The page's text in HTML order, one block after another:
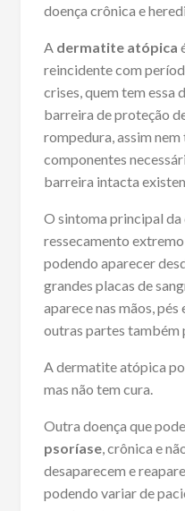
doença crônica e
A dermatite atópica
reincidente com
crises, quem tem essa
barreira de proteção
rompedura, assim
componentes
barreira intacta
O sintoma principal
ressecamento
podendo aparecer
grandes placas de
aparece nas mãos,
outras partes também
A dermatite atópica
mas não tem cura.
Outra doença que
psoríase, crônica e
desaparecem e
podendo variar de